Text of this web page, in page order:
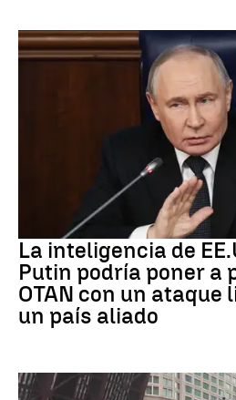
La inteligencia de
Putin podría poner a
OTAN con un
un país aliado